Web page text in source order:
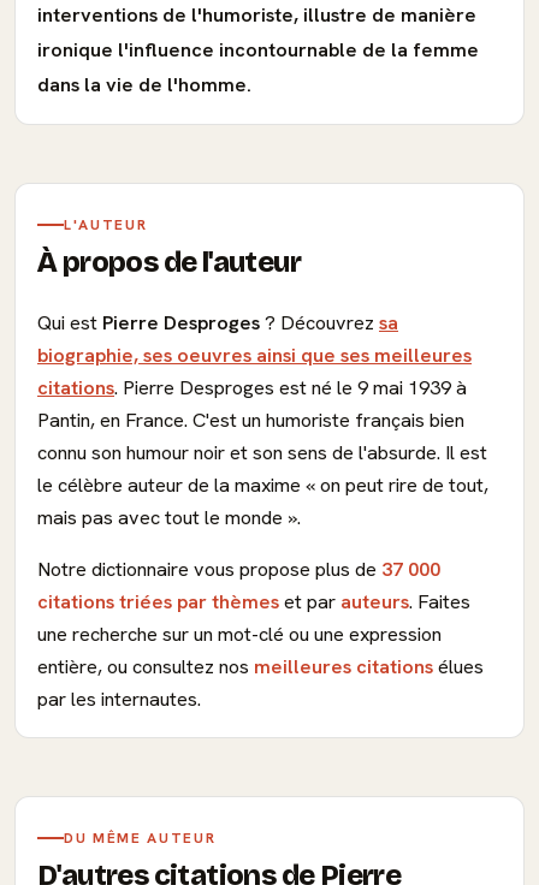
interventions de l'humoriste, illustre de manière
ironique l'influence incontournable de la femme
dans la vie de l'homme.
L'AUTEUR
À propos de l'auteur
Qui est Pierre Desproges? Découvrez sa
biographie, ses oeuvres ainsi que ses meilleures
citations. Pierre Desproges est né le 9 mai 1939 à
Pantin, en France. C'est un humoriste français bien
connu son humour noir et son sens de l'absurde. Il est
le célèbre auteur de la maxime « on peut rire de tout,
mais pas avec tout le monde ».
Notre dictionnaire vous propose plus de 37 000
citations triées par thèmeset par auteurs. Faites
une recherche sur un mot-clé ou une expression
entière, ou consultez nos meilleures citationsélues
par les internautes.
DU MÊME AUTEUR
D'autres citations de Pierre